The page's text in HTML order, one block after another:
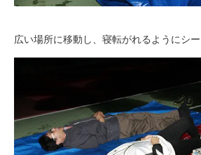
広い場所に移動し、寝転がれるようにシー